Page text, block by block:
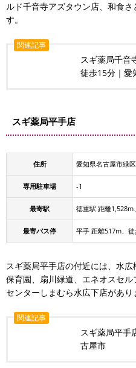
ルド千音寺アズタウン店、和食
す。
関連記事
スギ薬局千音
徒歩15分｜愛
スギ薬局平手店
住所 愛知県名古屋市緑
専用駐車場 -1
最寄駅 徳重駅 距離1,528m
最寄バス停 平手 距離517m、
スギ薬局平手店の付近には、水
保育園、扇川緑道、エネオスセ
センターしまむら水広下店があり
関連記事
スギ薬局平手
古屋市